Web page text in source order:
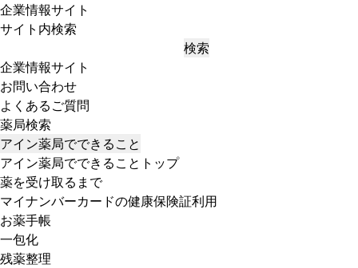
企業情報サイト
サイト内検索
検索
企業情報サイト
お問い合わせ
よくあるご質問
薬局検索
アイン薬局でできること
アイン薬局でできることトップ
薬を受け取るまで
マイナンバーカードの健康保険証利用
お薬手帳
一包化
残薬整理